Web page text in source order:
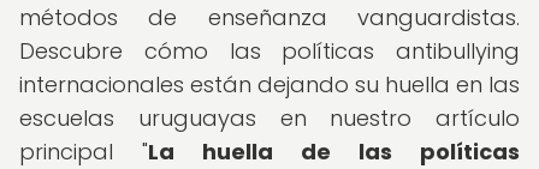
métodos de enseñanza vanguardistas.
Descubre cómo las políticas antibullying
internacionales están dejando su huella en las
escuelas uruguayas en nuestro artículo
principal "La huella de las políticas